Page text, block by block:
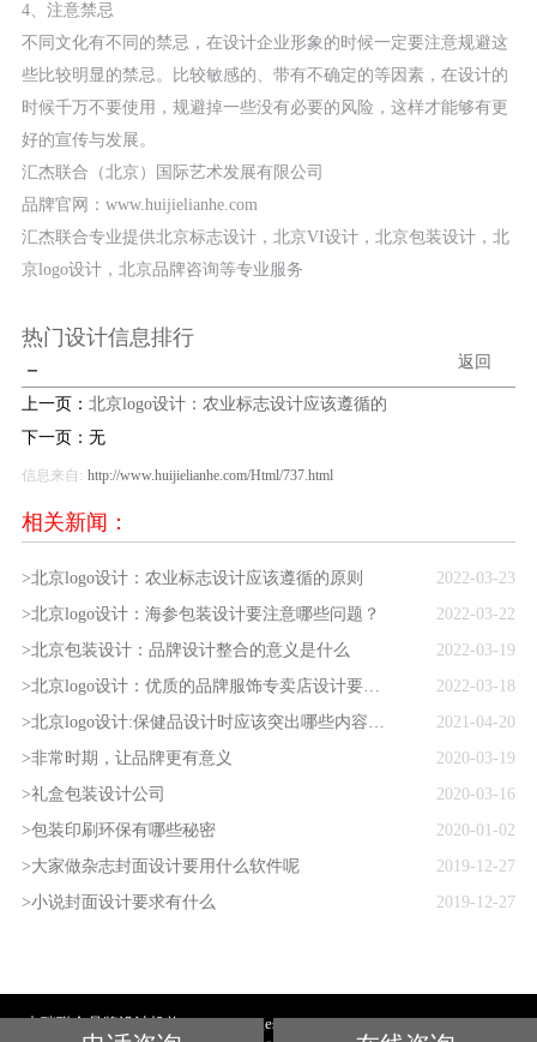
4、注意禁忌
不同文化有不同的禁忌，在设计企业形象的时候一定要注意规避这
些比较明显的禁忌。比较敏感的、带有不确定的等因素，在设计的
时候千万不要使用，规避掉一些没有必要的风险，这样才能够有更
好的宣传与发展。
汇杰联合（北京）国际艺术发展有限公司
品牌官网：www.huijielianhe.com
汇杰联合专业提供北京标志设计，北京VI设计，北京包装设计，北
京logo设计，北京品牌咨询等专业服务
热门设计信息排行
－
返回
上一页： 北京logo设计：农业标志设计应该遵循的
下一页：无
信息来自: http://www.huijielianhe.com/Html/737.html
相关新闻：
>北京logo设计：农业标志设计应该遵循的原则
2022-03-23
>北京logo设计：海参包装设计要注意哪些问题？
2022-03-22
>北京包装设计：品牌设计整合的意义是什么
2022-03-19
>北京logo设计：优质的品牌服饰专卖店设计要如何打造
2022-03-18
>北京logo设计:保健品设计时应该突出哪些内容呢？
2021-04-20
>非常时期，让品牌更有意义
2020-03-19
>礼盒包装设计公司
2020-03-16
>包装印刷环保有哪些秘密
2020-01-02
>大家做杂志封面设计要用什么软件呢
2019-12-27
>小说封面设计要求有什么
2019-12-27
中瑞联合品牌设计机构 Beijing Hugesight International Arts Development